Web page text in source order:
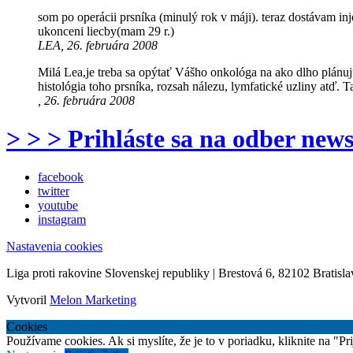
som po operácii prsníka (minulý rok v máji). teraz dostávam
ukonceni liecby(mam 29 r.)
LEA, 26. februára 2008
Milá Lea,je treba sa opýtať Vášho onkológa na ako dlho
histológia toho prsníka, rozsah nálezu, lymfatické uzliny atď.
, 26. februára 2008
> > > Prihláste sa na odber
facebook
twitter
youtube
instagram
Nastavenia cookies
Liga proti rakovine Slovenskej republiky | Brestová 6, 82102
Vytvoril Melon Marketing
Cookies
Používame cookies. Ak si myslíte, že je to v poriadku, kliknite na